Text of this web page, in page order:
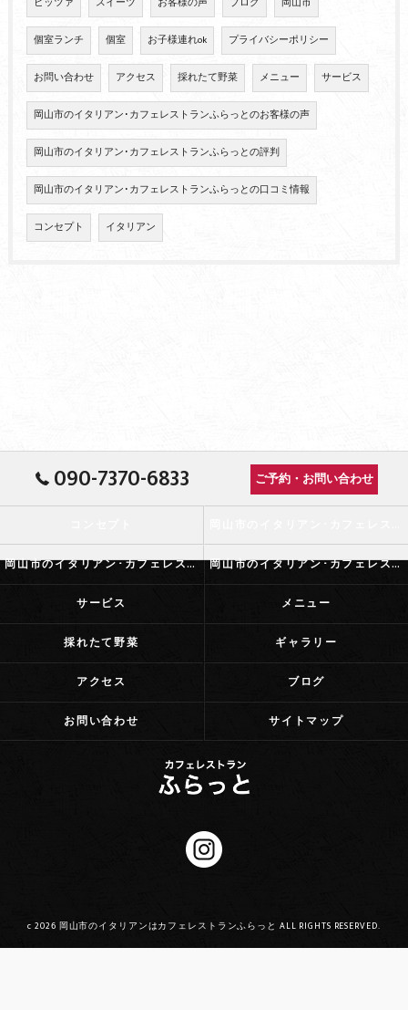
個室ランチ 個室 お子様連れok プライバシーポリシー
お問い合わせ アクセス 採れたて野菜 メニュー サービス
岡山市のイタリアン･カフェレストランふらっとのお客様の声
岡山市のイタリアン･カフェレストランふらっとの評判
岡山市のイタリアン･カフェレストランふらっとの口コミ情報
コンセプト イタリアン
090-7370-6833 ご予約・お問い合わせ
岡山市のイタリアン･カフェレストランふらっとの評判 岡山市のイタリアン･カフェレストランふらっとのお客様の声
サービス メニュー
採れたて野菜 ギャラリー
アクセス ブログ
お問い合わせ サイトマップ
c 2026 岡山市のイタリアンはカフェレストランふらっと ALL RIGHTS RESERVED.